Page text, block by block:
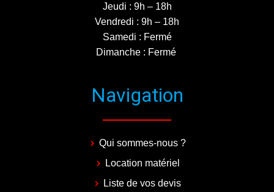
Jeudi : 9h – 18h
Vendredi : 9h – 18h
Samedi : Fermé
Dimanche : Fermé
Navigation
Qui sommes-nous ?
Location matériel
Liste de vos devis